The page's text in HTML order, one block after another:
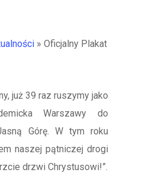
» Oficjalny Plakat
już 39 raz ruszymy jako
Warszawy do
Górę. W tym roku
naszej pątniczej drogi
drzwi Chrystusowi!”.